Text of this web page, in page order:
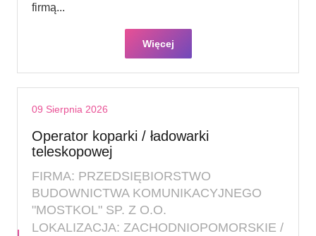
firmą...
Więcej
09 Sierpnia 2026
Operator koparki / ładowarki
teleskopowej
FIRMA: PRZEDSIĘBIORSTWO
BUDOWNICTWA KOMUNIKACYJNEGO
"MOSTKOL" SP. Z O.O.
LOKALIZACJA: ZACHODNIOPOMORSKIE /